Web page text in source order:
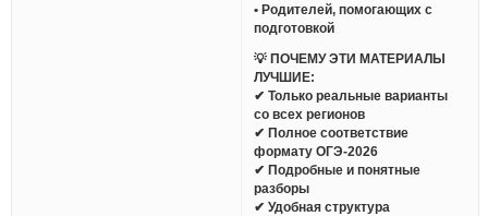
• Родителей, помогающих с
подготовкой
💡 ПОЧЕМУ ЭТИ МАТЕРИАЛЫ
ЛУЧШИЕ:
✔ Только реальные варианты
со всех регионов
✔ Полное соответствие
формату ОГЭ-2026
✔ Подробные и понятные
разборы
✔ Удобная структура